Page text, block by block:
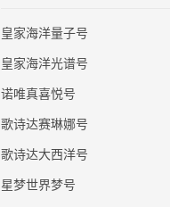
皇家海洋量子号
皇家海洋光谱号
诺唯真喜悦号
歌诗达赛琳娜号
歌诗达大西洋号
星梦世界梦号